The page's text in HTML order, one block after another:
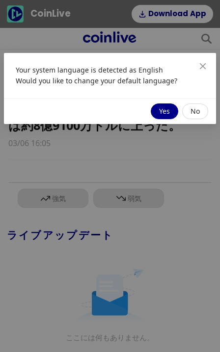
CoinLive Download App
過去24時間で市場全体で11億500万
ちロングポジションのロスカット
は約8億9100万ドルに上った。
03/06 16:05
強気 弱気
ライブアップデート
ここには何もありません。
Your system language is detected as English
Would you like to change your default language?
Yes No